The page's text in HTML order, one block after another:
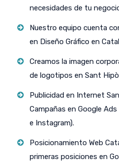
necesidades de tu
Nuestro equipo cuenta
en Diseño Gráfico en
Creamos la imagen
de logotipos en Sant
Publicidad en Internet
Campañas en Google
e Instagram).
Posicionamiento Web
primeras posiciones en